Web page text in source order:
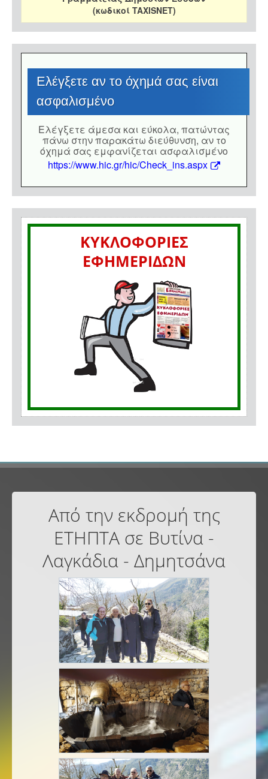
(κωδικοί TAXISNET)
Eλέγξετε αν το όχημά σας είναι
ασφαλισμένο
Eλέγξετε άμεσα και εύκολα, πατώντας
πάνω στην παρακάτω διεύθυνση, αν το
όχημά σας εμφανίζεται ασφαλισμένο
https://www.hic.gr/hic/Check_ins.aspx
ΚΥΚΛΟΦΟΡΙΕΣ
ΕΦΗΜΕΡΙΔΩΝ
Από την εκδρομή της
ΕΤΗΠΤΑ σε Βυτίνα -
Λαγκάδια - Δημητσάνα